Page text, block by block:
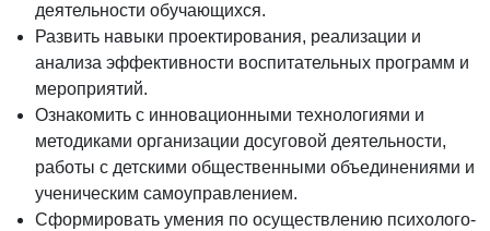
деятельности обучающихся.
Развить навыки проектирования, реализации и
анализа эффективности воспитательных программ и
мероприятий.
Ознакомить с инновационными технологиями и
методиками организации досуговой деятельности,
работы с детскими общественными объединениями и
ученическим самоуправлением.
Сформировать умения по осуществлению психолого-